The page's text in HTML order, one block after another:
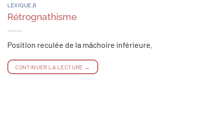
LEXIQUE R
Rétrognathisme
Position reculée de la mâchoire inférieure.
CONTINUER LA LECTURE →